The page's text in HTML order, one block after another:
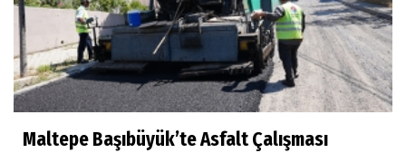
Maltepe Başıbüyük’te Asfalt Çalışması